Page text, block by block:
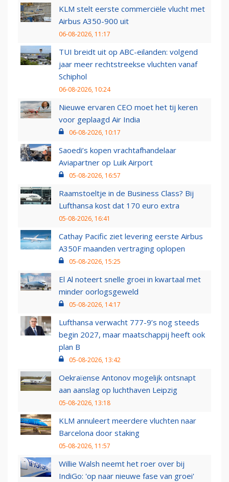
KLM stelt eerste commerciële vlucht met
Airbus A350-900 uit
06-08-2026, 11:17
TUI breidt uit op ABC-eilanden: volgend
jaar meer rechtstreekse vluchten vanaf
Schiphol
06-08-2026, 10:24
Nieuwe ervaren CEO moet het tij keren
voor geplaagd Air India
06-08-2026, 10:17
Saoedi’s kopen vrachtafhandelaar
Aviapartner op Luik Airport
05-08-2026, 16:57
Raamstoeltje in de Business Class? Bij
Lufthansa kost dat 170 euro extra
05-08-2026, 16:41
Cathay Pacific ziet levering eerste Airbus
A350F maanden vertraging oplopen
05-08-2026, 15:25
El Al noteert snelle groei in kwartaal met
minder oorlogsgeweld
05-08-2026, 14:17
Lufthansa verwacht 777-9’s nog steeds
begin 2027, maar maatschappij heeft ook
plan B
05-08-2026, 13:42
Oekraïense Antonov mogelijk ontsnapt
aan aanslag op luchthaven Leipzig
05-08-2026, 13:18
KLM annuleert meerdere vluchten naar
Barcelona door staking
05-08-2026, 11:57
Willie Walsh neemt het roer over bij
IndiGo: 'op naar nieuwe fase van groei'